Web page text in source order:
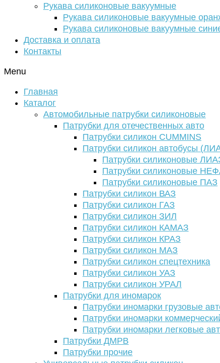
Рукава силиконовые вакуумные
Рукава силиконовые вакуумные
Рукава силиконовые вакуумные
Доставка и оплата
Контакты
Menu
Главная
Каталог
Автомобильные патрубки силиконовые
Патрубки для отечественных авто
Патрубки силикон CUMMINS
Патрубки силикон автобусы
Патрубки силиконовые
Патрубки силиконовые
Патрубки силиконовые ПАЗ
Патрубки силикон ВАЗ
Патрубки силикон ГАЗ
Патрубки силикон ЗИЛ
Патрубки силикон КАМАЗ
Патрубки силикон КРАЗ
Патрубки силикон МАЗ
Патрубки силикон спецтехника
Патрубки силикон УАЗ
Патрубки силикон УРАЛ
Патрубки для иномарок
Патрубки иномарки грузовые
Патрубки иномарки
Патрубки иномарки легковые
Патрубки ДМРВ
Патрубки прочие